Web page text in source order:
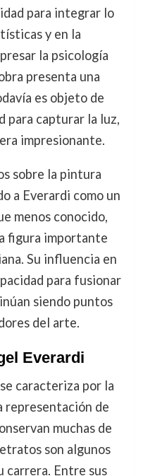
para integrar lo
y en la
la psicología
presenta una
es objeto de
para capturar la luz,
impresionante.
sobre la pintura
a Everardi como un
menos conocido,
figura importante
Su influencia en
para fusionar
siendo puntos
del arte.
Everardi
caracteriza por la
representación de
muchas de
son algunos
carrera. Entre sus